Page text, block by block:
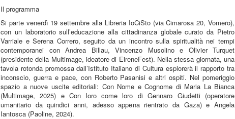
Il programma
Si parte venerdì 19 settembre alla Libreria IoCiSto (via Cimarosa 20, Vomero),
con un laboratorio sull’educazione alla cittadinanza globale curato da Pietro
Varriale e Serena Correro, seguito da un incontro sulla spiritualità nei tempi
contemporanei con Andrea Billau, Vincenzo Musolino e Olivier Turquet
(presidente della Multimage, ideatore di EireneFest). Nella stessa giornata, una
tavola rotonda promossa dall’Istituto Italiano di Cultura esplorerà il rapporto tra
inconscio, guerra e pace, con Roberto Pasanisi e altri ospiti. Nel pomeriggio
spazio a nuove uscite editoriali: Con Nome e Cognome di Maria La Bianca
(Multimage, 2025) e Con loro come loro di Gennaro Giudetti (operatore
umanitario da quindici anni, adesso appena rientrato da Gaza) e Angela
Iantosca (Paoline, 2024).